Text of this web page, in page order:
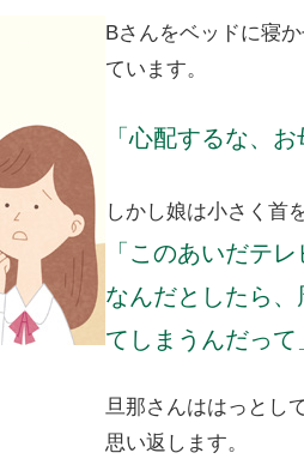
Bさんをベッドに寝
ています。
「心配するな、
しかし娘は小さく首
「このあいだテ
なんだとしたら
てしまうんだって
旦那さんははっとし
思い返します。